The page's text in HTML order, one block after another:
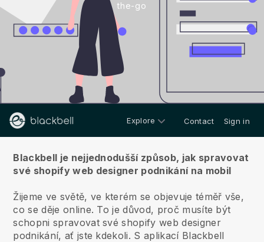
the-go
Explore Contact Sign in
Blackbell je nejjednodušší způsob, jak spravovat
své shopify web designer podnikání na mobil
Žijeme ve světě, ve kterém se objevuje téměř vše,
co se děje online. To je důvod, proč musíte být
schopni spravovat své shopify web designer
podnikání, ať jste kdekoli. S aplikací Blackbell